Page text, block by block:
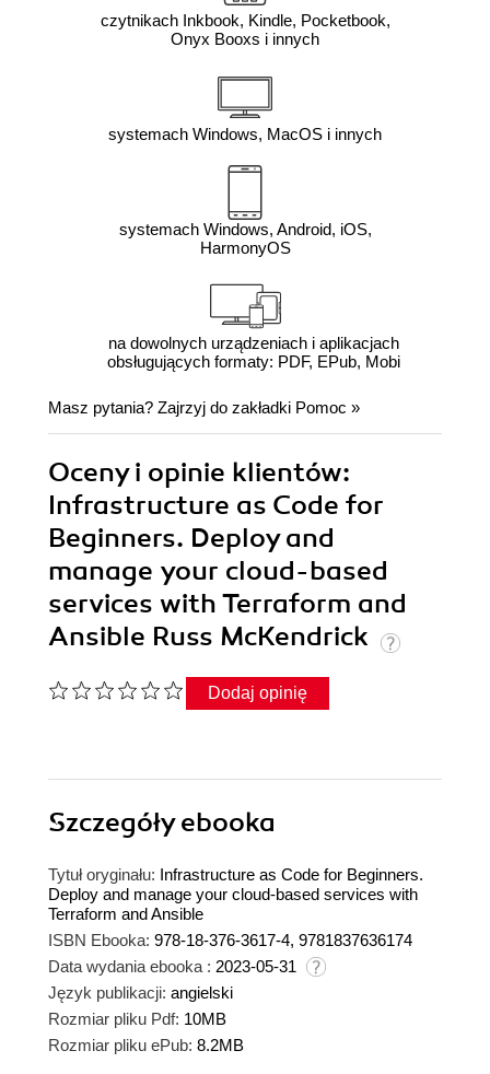
czytnikach Inkbook, Kindle, Pocketbook,
Onyx Booxs i innych
systemach Windows, MacOS i innych
systemach Windows, Android, iOS,
HarmonyOS
na dowolnych urządzeniach i aplikacjach
obsługujących formaty: PDF, EPub, Mobi
Masz pytania? Zajrzyj do zakładki Pomoc »
Oceny i opinie klientów:
Infrastructure as Code for
Beginners. Deploy and
manage your cloud-based
services with Terraform and
Ansible Russ McKendrick
Dodaj opinię
Szczegółyebooka
Tytuł oryginału: Infrastructure as Code for Beginners.
Deploy and manage your cloud-based services with
Terraform and Ansible
ISBN Ebooka: 978-18-376-3617-4, 9781837636174
Data wydania ebooka : 2023-05-31
Język publikacji: angielski
Rozmiar pliku Pdf: 10MB
Rozmiar pliku ePub: 8.2MB